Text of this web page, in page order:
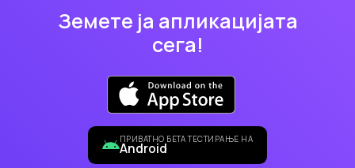
Земете ја апликацијата
сега!
ПРИВАТНО БЕТА ТЕСТИРАЊЕ НА
Android